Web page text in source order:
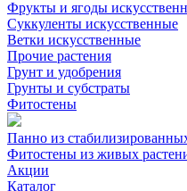
Фрукты и ягоды
Суккуленты искусственные
Ветки искусственные
Прочие растения
Грунт и удобрения
Грунты и субстраты
Фитостены
Панно из
Фитостены из живых
Акции
Каталог